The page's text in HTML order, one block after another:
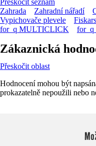
Přeskočit seznam
Zahrada
Zahradní nářadí
Vypichovače plevele
for_q MULTICLICK
for_q
Zákaznická
Přeskočit oblast
Hodnocení mohou být
prokazatelně nepoužili nebo